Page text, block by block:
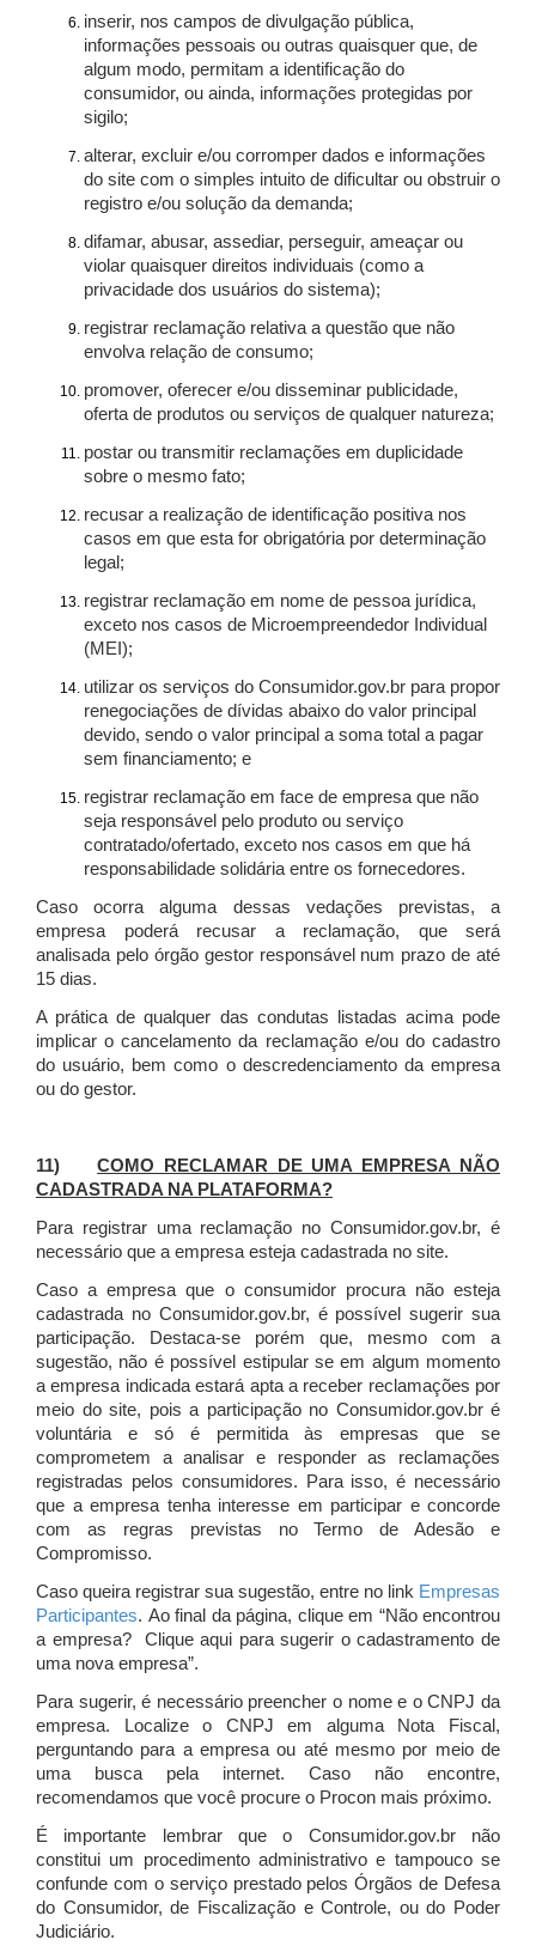
inserir, nos campos de divulgação pública,
informações pessoais ou outras quaisquer que, de
algum modo, permitam a identificação do
consumidor, ou ainda, informações protegidas por
sigilo;
alterar, excluir e/ou corromper dados e informações
do site com o simples intuito de dificultar ou obstruir o
registro e/ou solução da demanda;
difamar, abusar, assediar, perseguir, ameaçar ou
violar quaisquer direitos individuais (como a
privacidade dos usuários do sistema);
registrar reclamação relativa a questão que não
envolva relação de consumo;
promover, oferecer e/ou disseminar publicidade,
oferta de produtos ou serviços de qualquer natureza;
postar ou transmitir reclamações em duplicidade
sobre o mesmo fato;
recusar a realização de identificação positiva nos
casos em que esta for obrigatória por determinação
legal;
registrar reclamação em nome de pessoa jurídica,
exceto nos casos de Microempreendedor Individual
(MEI);
utilizar os serviços do Consumidor.gov.br para propor
renegociações de dívidas abaixo do valor principal
devido, sendo o valor principal a soma total a pagar
sem financiamento; e
registrar reclamação em face de empresa que não
seja responsável pelo produto ou serviço
contratado/ofertado, exceto nos casos em que há
responsabilidade solidária entre os fornecedores.
Caso ocorra alguma dessas vedações previstas, a
empresa poderá recusar a reclamação, que será
analisada pelo órgão gestor responsável num prazo de até
15 dias.
A prática de qualquer das condutas listadas acima pode
implicar o cancelamento da reclamação e/ou do cadastro
do usuário, bem como o descredenciamento da empresa
ou do gestor.
11)COMO RECLAMAR DE UMA EMPRESA NÃO
CADASTRADA NA PLATAFORMA?
Para registrar uma reclamação no Consumidor.gov.br, é
necessário que a empresa esteja cadastrada no site.
Caso a empresa que o consumidor procura não esteja
cadastrada no Consumidor.gov.br, é possível sugerir sua
participação. Destaca-se porém que, mesmo com a
sugestão, não é possível estipular se em algum momento
a empresa indicada estará apta a receber reclamações por
meio do site, pois a participação no Consumidor.gov.br é
voluntária e só é permitida às empresas que se
comprometem a analisar e responder as reclamações
registradas pelos consumidores. Para isso, é necessário
que a empresa tenha interesse em participar e concorde
com as regras previstas no Termo de Adesão e
Compromisso.
Caso queira registrar sua sugestão, entre no link Empresas
Participantes. Ao final da página, clique em “Não encontrou
a empresa? Clique aqui para sugerir o cadastramento de
uma nova empresa”.
Para sugerir, é necessário preencher o nome e o CNPJ da
empresa. Localize o CNPJ em alguma Nota Fiscal,
perguntando para a empresa ou até mesmo por meio de
uma busca pela internet. Caso não encontre,
recomendamos que você procure o Procon mais próximo.
É importante lembrar que o Consumidor.gov.br não
constitui um procedimento administrativo e tampouco se
confunde com o serviço prestado pelos Órgãos de Defesa
do Consumidor, de Fiscalização e Controle, ou do Poder
Judiciário.